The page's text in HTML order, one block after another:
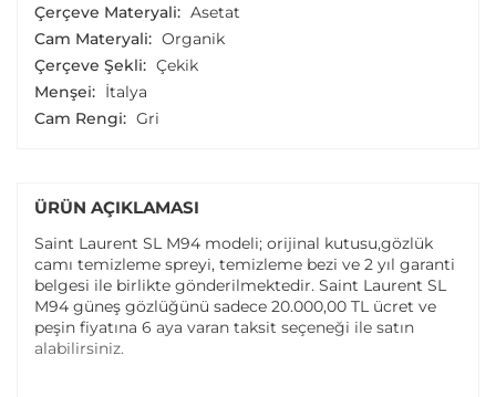
ÜRÜN AÇIKLAMASI
Saint Laurent SL M94 modeli; orijinal kutusu,gözlük
camı temizleme spreyi, temizleme bezi ve 2 yıl garanti
belgesi ile birlikte gönderilmektedir. Saint Laurent SL
M94 güneş gözlüğünü sadece 20.000,00 TL ücret ve
peşin fiyatına 6 aya varan taksit seçeneği ile satın
alabilirsiniz.
Çerçeve Materyali: Asetat
Cam Materyali: Organik
Çerçeve Şekli: Çekik
Menşei: İtalya
Cam Rengi: Gri